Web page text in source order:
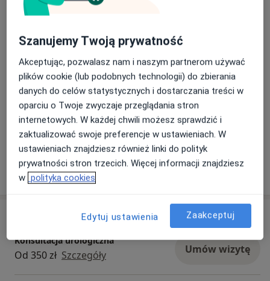
Nietrzymanie moczu, parcia naglące, trudności z
osób żyje latami, nie szukając pomocy.
Tymczasem ich przyczyna jest możliwa do
ustalenia i leczenia, przy użyciu badania
urodynamicznego. Badanie to wykonywane w
ZimMed pozwala precyzyjnie ocenić funkcję
pęcherza moczowego i cewki moczowej —
zmierzyć ciśnienie, pojemność i przepływ. To
jedyne badanie, które pokazuje nie tylko co się
dzieje, ale też dlaczego.
Zapraszamy!
Dowiedz się więcej
02/06/2026
Konsultacja urologiczna
Od 350 zł Szczegóły Umów wizytę
Szanujemy Twoją prywatność
Akceptując, pozwalasz nam i naszym partnerom używać
plików cookie (lub podobnych technologii) do zbierania
danych do celów statystycznych i dostarczania treści w
oparciu o Twoje zwyczaje przeglądania stron
internetowych. W każdej chwili możesz sprawdzić i
zaktualizować swoje preferencje w ustawieniach. W
ustawieniach znajdziesz również linki do polityk
prywatności stron trzecich. Więcej informacji znajdziesz
w polityka cookies
Edytuj ustawienia Zaakceptuj